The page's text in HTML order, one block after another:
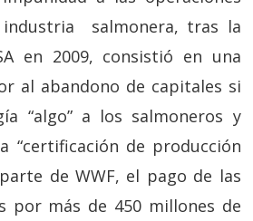
salmonera, tras la
en 2009, consistió en una
al abandono de capitales si
“algo” a los salmoneros y
“certificación de producción
de WWF, el pago de las
por más de 450 millones de